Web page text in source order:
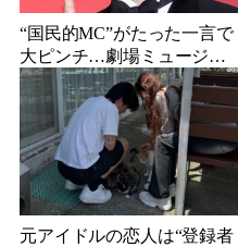
“国民的MC”がたった一言で
大ピンチ…劇場ミュージカ
ルを巡る発言に批判続出、
ついに長文で謝罪
元アイドルの恋人は“登録者